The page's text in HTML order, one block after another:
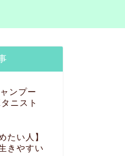
ンプー
ニスト
たい人】
きやすい